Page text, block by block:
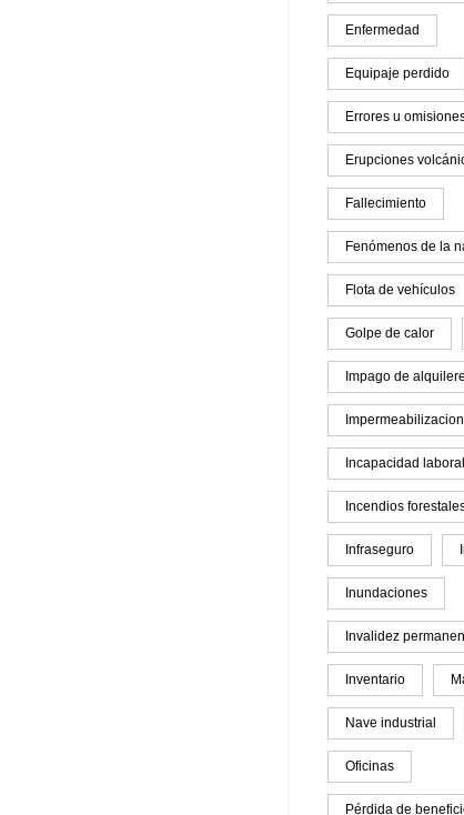
Enfermedad
Equipaje perdido
Errores u
Erupciones
Fallecimiento
Fenómenos de la
Flota de vehículos
Golpe de calor
Impago de
Incapacidad
Incendios
Infraseguro
Inundaciones
Invalidez
Inventario
Nave industrial
Oficinas
Pérdida de